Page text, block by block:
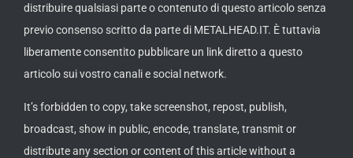
distribuire qualsiasi parte o contenuto di questo articolo senza
previo consenso scritto da parte di METALHEAD.IT. È tuttavia
liberamente consentito pubblicare un link diretto a questo
articolo sui vostro canali e social network.
It’s forbidden to copy, take screenshot, repost, publish,
broadcast, show in public, encode, translate, transmit or
distribute any section or content of this article without a